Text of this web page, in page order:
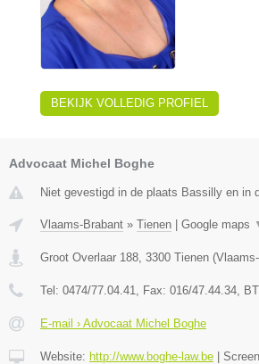
BEKIJK VOLLEDIG PROFIEL
Advocaat Michel Boghe
Niet gevestigd in de plaats Bassilly en in
Vlaams-Brabant » Tienen Google maps
Groot Overlaar 188 3300 Tienen (
Tel: 0474/77.04.41 , Fax: 016/47.44.34 ,
E-mail › Advocaat Michel Boghe
Website: http://www.boghe-law.be